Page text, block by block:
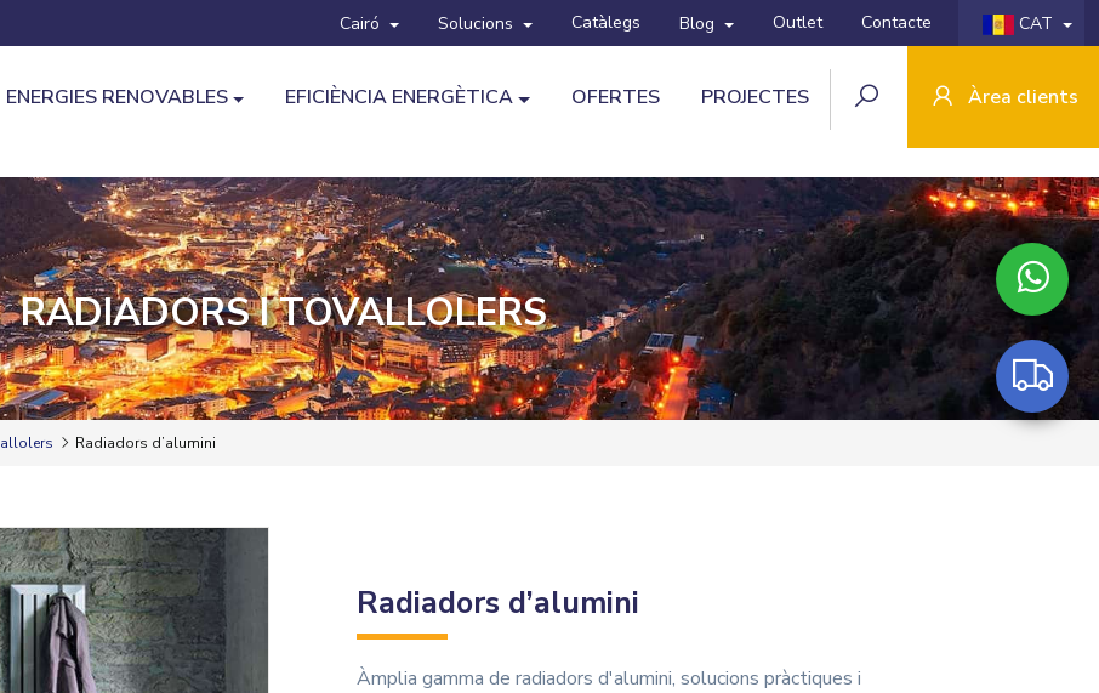
Cairó Solucions Catàlegs Blog Outlet Contacte CAT
ENERGIES RENOVABLES EFICIÈNCIA ENERGÈTICA OFERTES PROJECTES Àrea clients
RADIADORS I TOVALLOLERS
Radiadors d’alumini
Radiadors d’alumini
Àmplia gamma de radiadors d'alumini, solucions pràctiques i